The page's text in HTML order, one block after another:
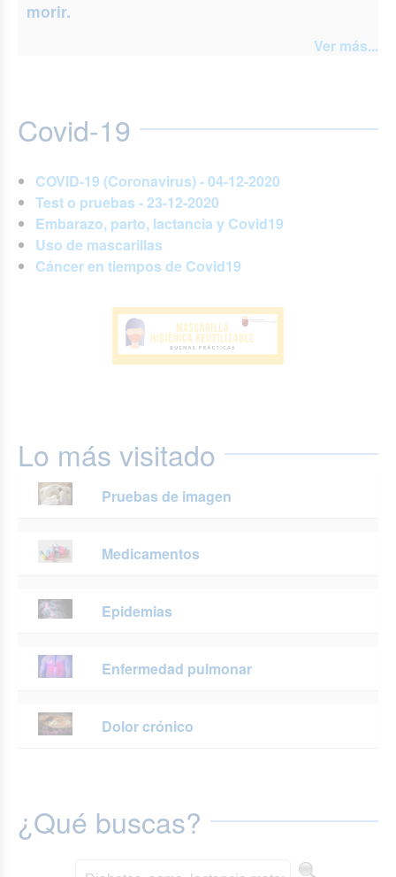
morir.
Ver más...
Covid-19
COVID-19 (Coronavirus) - 04-12-2020
Test o pruebas - 23-12-2020
Embarazo, parto, lactancia y Covid19
Uso de mascarillas
Cáncer en tiempos de Covid19
Lo más visitado
Pruebas de imagen
Medicamentos
Epidemias
Enfermedad pulmonar
Dolor crónico
¿Qué buscas?